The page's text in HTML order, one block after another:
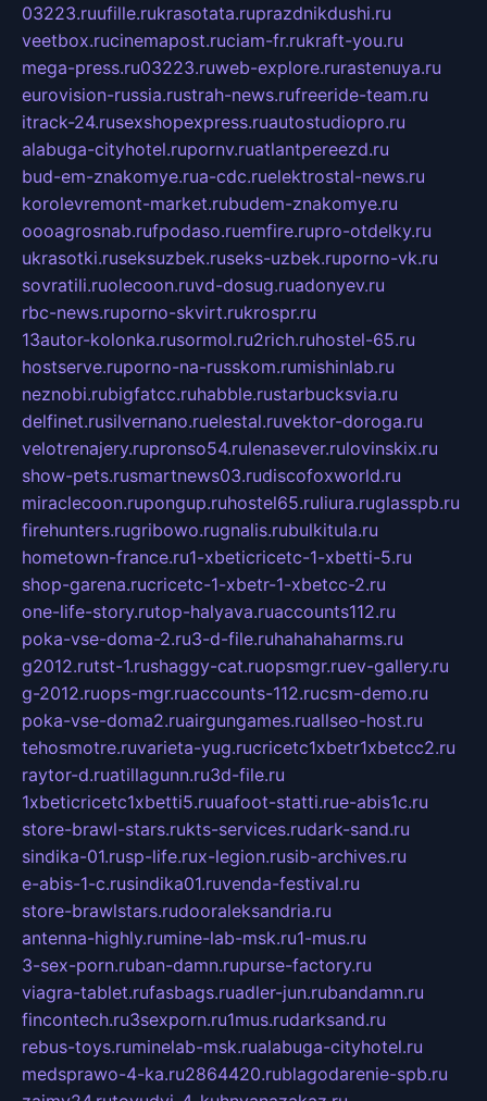
03223.ruufille.rukrasotata.ruprazdnikdushi.ru
veetbox.rucinemapost.ruciam-fr.rukraft-you.ru
mega-press.ru03223.ruweb-explore.rurastenuya.ru
eurovision-russia.rustrah-news.rufreeride-team.ru
itrack-24.rusexshopexpress.ruautostudiopro.ru
alabuga-cityhotel.rupornv.ruatlantpereezd.ru
bud-em-znakomye.rua-cdc.ruelektrostal-news.ru
korolevremont-market.rubudem-znakomye.ru
oooagrosnab.rufpodaso.ruemfire.rupro-otdelky.ru
ukrasotki.ruseksuzbek.ruseks-uzbek.ruporno-vk.ru
sovratili.ruolecoon.ruvd-dosug.ruadonyev.ru
rbc-news.ruporno-skvirt.rukrospr.ru
13autor-kolonka.rusormol.ru2rich.ruhostel-65.ru
hostserve.ruporno-na-russkom.rumishinlab.ru
neznobi.rubigfatcc.ruhabble.rustarbucksvia.ru
delfinet.rusilvernano.ruelestal.ruvektor-doroga.ru
velotrenajery.rupronso54.rulenasever.rulovinskix.ru
show-pets.rusmartnews03.rudiscofoxworld.ru
miraclecoon.rupongup.ruhostel65.ruliura.ruglasspb.ru
firehunters.rugribowo.rugnalis.rubulkitula.ru
hometown-france.ru1-xbeticricetc-1-xbetti-5.ru
shop-garena.rucricetc-1-xbetr-1-xbetcc-2.ru
one-life-story.rutop-halyava.ruaccounts112.ru
poka-vse-doma-2.ru3-d-file.ruhahahaharms.ru
g2012.rutst-1.rushaggy-cat.ruopsmgr.ruev-gallery.ru
g-2012.ruops-mgr.ruaccounts-112.rucsm-demo.ru
poka-vse-doma2.ruairgungames.ruallseo-host.ru
tehosmotre.ruvarieta-yug.rucricetc1xbetr1xbetcc2.ru
raytor-d.ruatillagunn.ru3d-file.ru
1xbeticricetc1xbetti5.ruuafoot-statti.rue-abis1c.ru
store-brawl-stars.rukts-services.rudark-sand.ru
sindika-01.rusp-life.rux-legion.rusib-archives.ru
e-abis-1-c.rusindika01.ruvenda-festival.ru
store-brawlstars.rudooraleksandria.ru
antenna-highly.rumine-lab-msk.ru1-mus.ru
3-sex-porn.ruban-damn.rupurse-factory.ru
viagra-tablet.rufasbags.ruadler-jun.rubandamn.ru
fincontech.ru3sexporn.ru1mus.rudarksand.ru
rebus-toys.ruminelab-msk.rualabuga-cityhotel.ru
medsprawo-4-ka.ru2864420.rublagodarenie-spb.ru